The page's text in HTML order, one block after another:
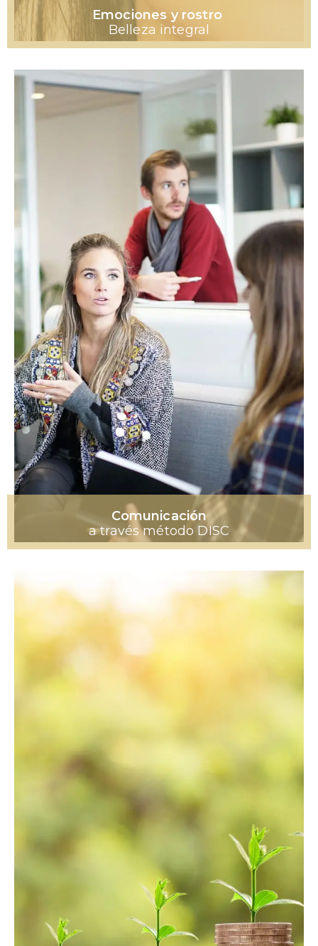
Emociones y rostro
Belleza integral
Comunicación
a través método DISC